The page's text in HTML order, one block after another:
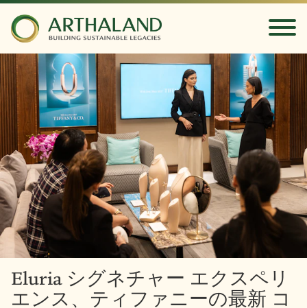
Eluria シグネチャー エクスペリ
エンス、ティファニーの最新 コ